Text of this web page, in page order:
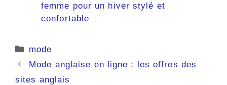
femme pour un hiver stylé et
confortable
Catégories
mode
Mode anglaise en ligne : les offres des
sites anglais